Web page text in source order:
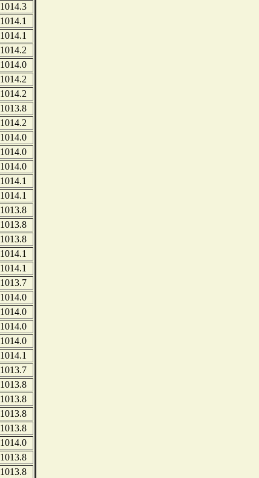
1014.3
1014.1
1014.1
1014.2
1014.0
1014.2
1014.2
1013.8
1014.2
1014.0
1014.0
1014.0
1014.1
1014.1
1013.8
1013.8
1013.8
1014.1
1014.1
1013.7
1014.0
1014.0
1014.0
1014.0
1014.1
1013.7
1013.8
1013.8
1013.8
1013.8
1014.0
1013.8
1013.8